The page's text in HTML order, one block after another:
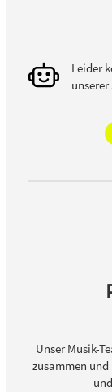
Leider
Unser Musik-
zusammen